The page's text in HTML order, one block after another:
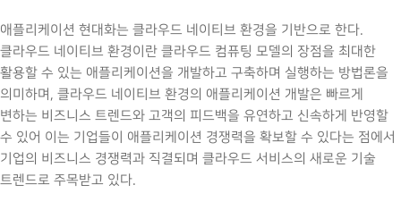
애플리케이션 현대화는 클라우드 네이티브 환경을 기반으로 한다.
클라우드 네이티브 환경이란 클라우드 컴퓨팅 모델의 장점을 최대한
활용할 수 있는 애플리케이션을 개발하고 구축하며 실행하는 방법론을
의미하며, 클라우드 네이티브 환경의 애플리케이션 개발은 빠르게
변하는 비즈니스 트렌드와 고객의 피드백을 유연하고 신속하게 반영할
수 있어 이는 기업들이 애플리케이션 경쟁력을 확보할 수 있다는 점에서
기업의 비즈니스 경쟁력과 직결되며 클라우드 서비스의 새로운 기술
트렌드로 주목받고 있다.